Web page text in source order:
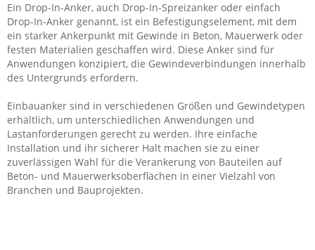
Ein Drop-In-Anker, auch Drop-In-Spreizanker oder einfach
Drop-In-Anker genannt, ist ein Befestigungselement, mit dem
ein starker Ankerpunkt mit Gewinde in Beton, Mauerwerk oder
festen Materialien geschaffen wird. Diese Anker sind für
Anwendungen konzipiert, die Gewindeverbindungen innerhalb
des Untergrunds erfordern.
Einbauanker sind in verschiedenen Größen und Gewindetypen
erhältlich, um unterschiedlichen Anwendungen und
Lastanforderungen gerecht zu werden. Ihre einfache
Installation und ihr sicherer Halt machen sie zu einer
zuverlässigen Wahl für die Verankerung von Bauteilen auf
Beton- und Mauerwerksoberflächen in einer Vielzahl von
Branchen und Bauprojekten.